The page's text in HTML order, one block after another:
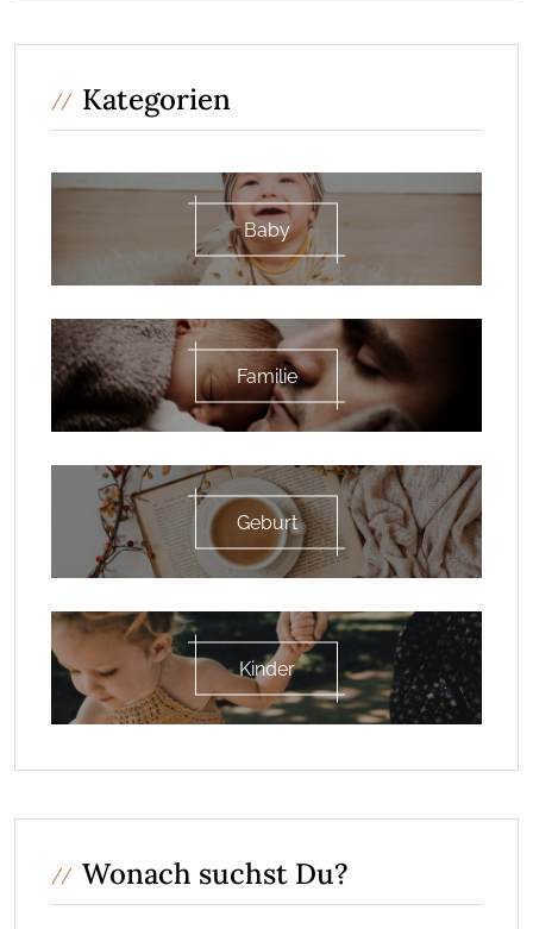
Kategorien
Baby
Familie
Geburt
Kinder
Wonach suchst Du?